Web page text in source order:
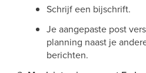
Schrijf een bijschrift.
Je aangepaste post
planning naast je
berichten.